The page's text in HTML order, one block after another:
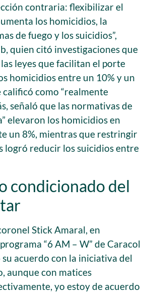
contraria: flexibilizar el
los homicidios, la
de fuego y los suicidios”,
quien citó investigaciones que
leyes que facilitan el porte
homicidios entre un 10% y un
calificó como “realmente
señaló que las normativas de
elevaron los homicidios en
un 8%, mientras que restringir
logró reducir los suicidios entre
condicionado del
Stick Amaral, en
“6 AM – W” de Caracol
acuerdo con la iniciativa del
aunque con matices
yo estoy de acuerdo